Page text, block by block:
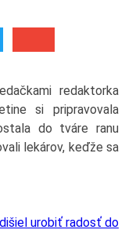
redaktorka
si pripravovala
do tváre ranu
lekárov, keďže sa
urobiť radosť do